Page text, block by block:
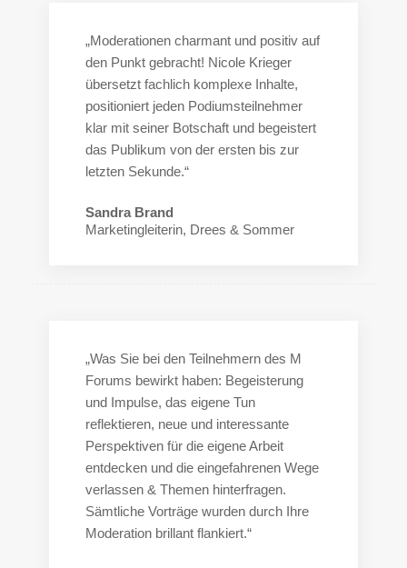
„Moderationen charmant und positiv auf
den Punkt gebracht! Nicole Krieger
übersetzt fachlich komplexe Inhalte,
positioniert jeden Podiumsteilnehmer
klar mit seiner Botschaft und begeistert
das Publikum von der ersten bis zur
letzten Sekunde.“
Sandra Brand
Marketingleiterin, Drees & Sommer
„Was Sie bei den Teilnehmern des M
Forums bewirkt haben: Begeisterung
und Impulse, das eigene Tun
reflektieren, neue und interessante
Perspektiven für die eigene Arbeit
entdecken und die eingefahrenen Wege
verlassen & Themen hinterfragen.
Sämtliche Vorträge wurden durch Ihre
Moderation brillant flankiert.“